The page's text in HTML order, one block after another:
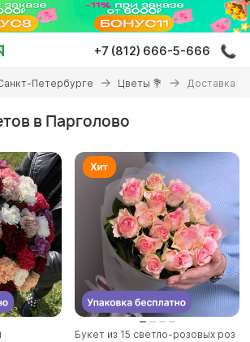
+7 (812) 666-5-666
Петербурге Цветы 💐 Доставка
в Парголово
Букет из 15 светло-розовых роз